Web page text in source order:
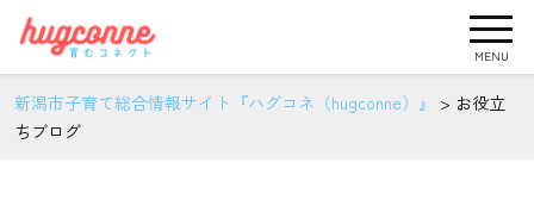
MENU
新潟市子育て総合情報サイト『ハグコネ（hugconne）』 > お役立
ちブログ